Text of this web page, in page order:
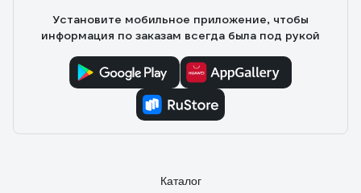
Установите мобильное приложение, чтобы
информация по заказам всегда была под рукой
Каталог